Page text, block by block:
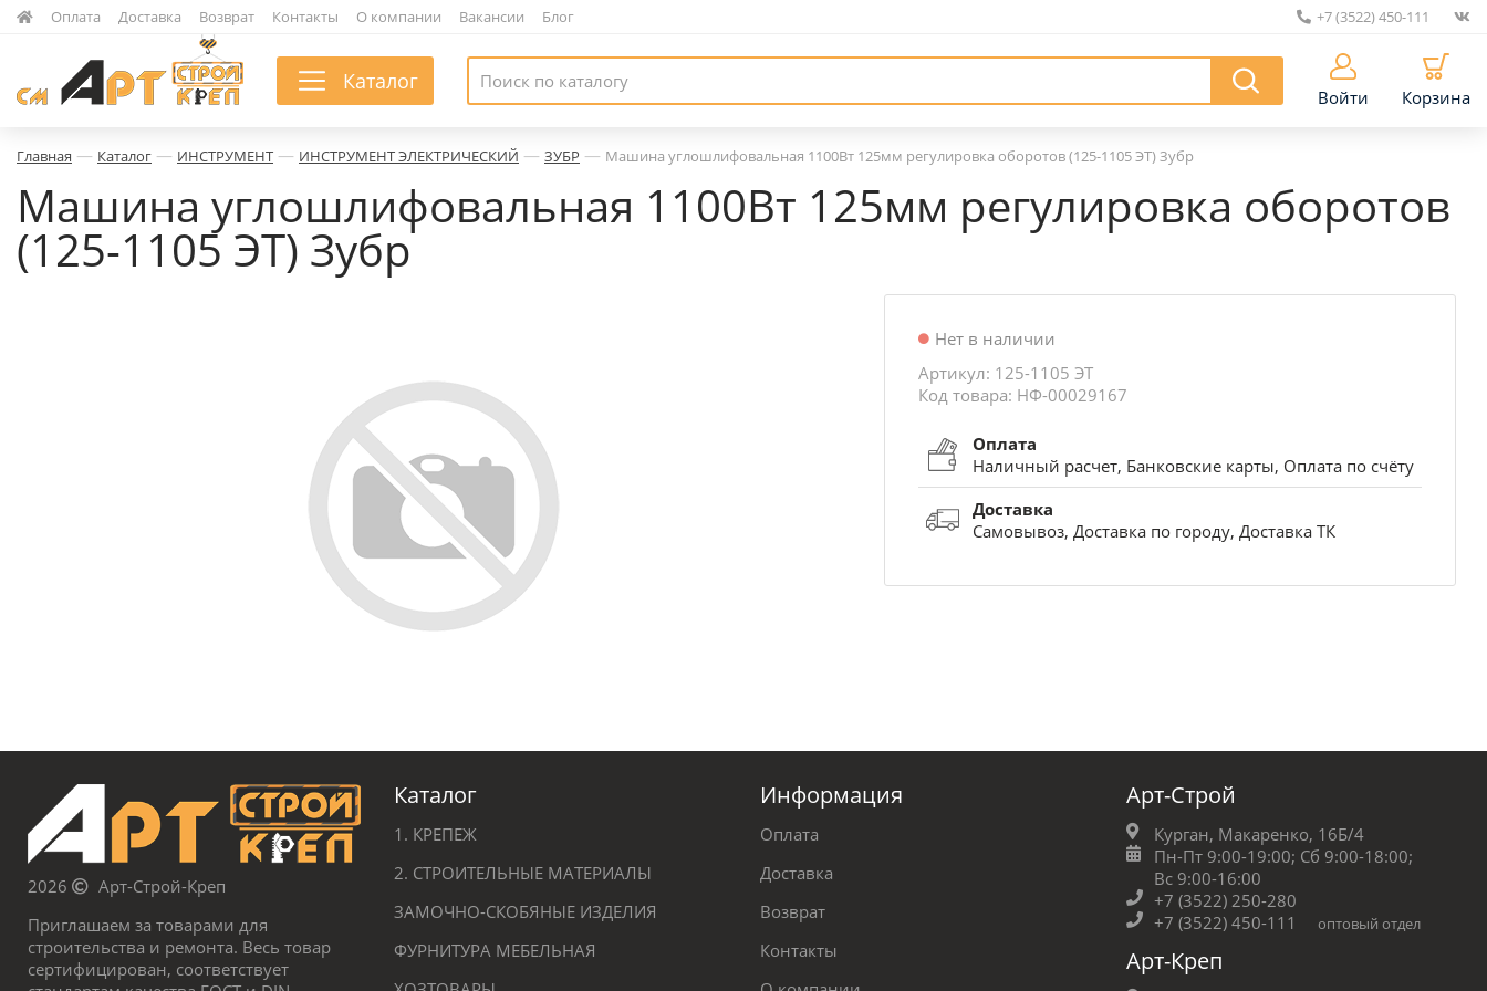
Оплата Доставка Возврат Контакты О компании Вакансии Блог +7 (3522) 450-111
Каталог
Войти Корзина
Главная — Каталог — ИНСТРУМЕНТ — ИНСТРУМЕНТ ЭЛЕКТРИЧЕСКИЙ — ЗУБР — Машина углошлифовальная 1100Вт 125мм регулировка оборотов (125-1105 ЭТ) Зубр
Машина углошлифовальная 1100Вт 125мм регулировка оборотов
(125-1105 ЭТ) Зубр
Нет в наличии
Артикул: 125-1105 ЭТ
Код товара: НФ-00029167
Оплата
Наличный расчет, Банковские карты, Оплата по счёту
Доставка
Самовывоз, Доставка по городу, Доставка ТК
2026
Арт-Строй-Креп
Приглашаем за товарами для
строительства и ремонта. Весь товар
сертифицирован, соответствует
Каталог
1. КРЕПЕЖ
2. СТРОИТЕЛЬНЫЕ МАТЕРИАЛЫ
ЗАМОЧНО-СКОБЯНЫЕ ИЗДЕЛИЯ
ФУРНИТУРА МЕБЕЛЬНАЯ
Информация
Оплата
Доставка
Возврат
Контакты
Арт-Строй
Курган, Макаренко, 16Б/4
Пн-Пт 9:00-19:00; Сб 9:00-18:00;
Вс 9:00-16:00
+7 (3522) 250-280
+7 (3522) 450-111
оптовый отдел
Арт-Креп